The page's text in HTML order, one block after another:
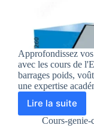
Approfondissez
avec les cours de
barrages poids,
une expertise
Lire la suite
Les
différents
Cours-genie-